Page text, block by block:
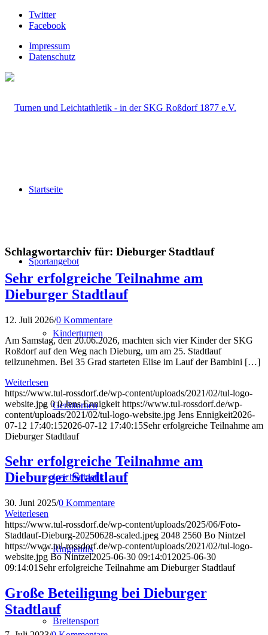
Twitter
Facebook
Impressum
Datenschutz
Startseite
Sportangebot
Kinderturnen
Gerätturnen
Leichtathletik
Ringtennis
Breitensport
Schlagwortarchiv für: Dieburger Stadtlauf
Sehr erfolgreiche Teilnahme am
Dieburger Stadtlauf
12. Juli 2026/0 Kommentare
Am Samstag, den 20.06.2026, machten sich vier Kinder der SKG
Roßdorf auf den Weg nach Dieburg, um am 25. Stadtlauf
teilzunehmen. Bei 35 Grad starteten Elise im Lauf der Bambini […]
Weiterlesen
https://www.tul-rossdorf.de/wp-content/uploads/2021/02/tul-logo-
website.jpg 0 0 Jens Ennigkeit https://www.tul-rossdorf.de/wp-
content/uploads/2021/02/tul-logo-website.jpg Jens Ennigkeit2026-
07-12 17:40:152026-07-12 17:40:15Sehr erfolgreiche Teilnahme am
Dieburger Stadtlauf
Sehr erfolgreiche Teilnahme am
Dieburger Stadtlauf
30. Juni 2025/0 Kommentare
Weiterlesen
https://www.tul-rossdorf.de/wp-content/uploads/2025/06/Foto-
Stadtlauf-Dieburg-20250628-scaled.jpeg 2048 2560 Bo Nintzel
https://www.tul-rossdorf.de/wp-content/uploads/2021/02/tul-logo-
website.jpg Bo Nintzel2025-06-30 09:14:01 2025-06-30
09:14:01 Sehr erfolgreiche Teilnahme am Dieburger Stadtlauf
Große Beteiligung bei Dieburger
Stadtlauf